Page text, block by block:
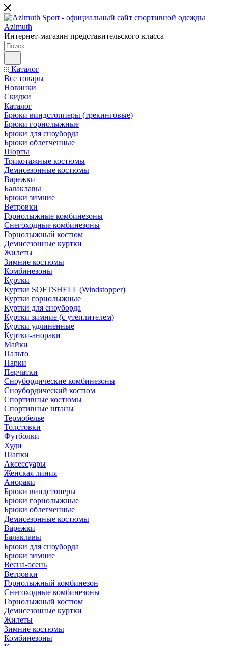
Интернет-магазин представительского класса
Каталог
Все товары
Новинки
Скидки
Каталог
Брюки виндстопперы (трекинговые)
Брюки горнолыжные
Брюки для сноуборда
Брюки облегченные
Шорты
Трикотажные костюмы
Демисезонные костюмы
Варежки
Балаклавы
Брюки зимние
Ветровки
Горнолыжные комбинезоны
Снегоходные комбинезоны
Горнолыжный костюм
Демисезонные куртки
Жилеты
Зимние костюмы
Комбинезоны
Куртки
Куртки SOFTSHELL (Windstopper)
Куртки горнолыжные
Куртки для сноуборда
Куртки зимние (с утеплителем)
Куртки удлиненные
Куртки-анораки
Майки
Пальто
Парки
Перчатки
Сноубордические комбинезоны
Сноубордический костюм
Спортивные костюмы
Спортивные штаны
Термобелье
Толстовки
Футболки
Худи
Шапки
Аксессуары
Женская линия
Анораки
Брюки виндстоперы
Брюки горнолыжные
Брюки облегченные
Демисезонные костюмы
Варежки
Балаклавы
Брюки для сноуборда
Брюки зимние
Весна-осень
Ветровки
Горнолыжный комбинезон
Снегоходные комбинезоны
Горнолыжный костюм
Демисезонные куртки
Жилеты
Зимние костюмы
Комбинезоны